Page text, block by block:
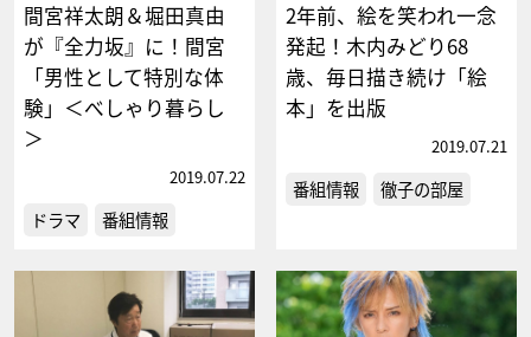
間宮祥太朗＆堀田真由
が『全力坂』に！間宮
「男性として特別な体
験」＜べしゃり暮らし
＞
2019.07.22
ドラマ 番組情報
2年前、絵を笑われ一念
発起！木内みどり68
歳、毎日描き続け「絵
本」を出版
2019.07.21
番組情報 徹子の部屋